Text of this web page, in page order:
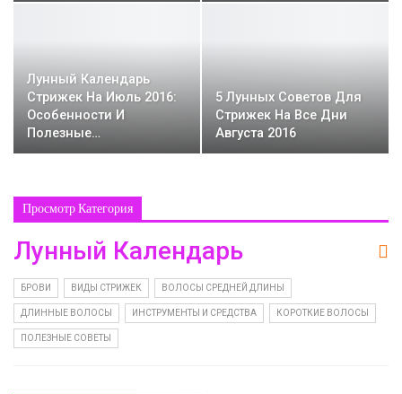
Лунный Календарь
Стрижек На Июль 2016:
Особенности И
Полезные…
5 Лунных Советов Для
Стрижек На Все Дни
Августа 2016
Просмотр Категория
Лунный Календарь
БРОВИ ВИДЫ СТРИЖЕК ВОЛОСЫ СРЕДНЕЙ ДЛИНЫ
ДЛИННЫЕ ВОЛОСЫ ИНСТРУМЕНТЫ И СРЕДСТВА КОРОТКИЕ ВОЛОСЫ
ПОЛЕЗНЫЕ СОВЕТЫ